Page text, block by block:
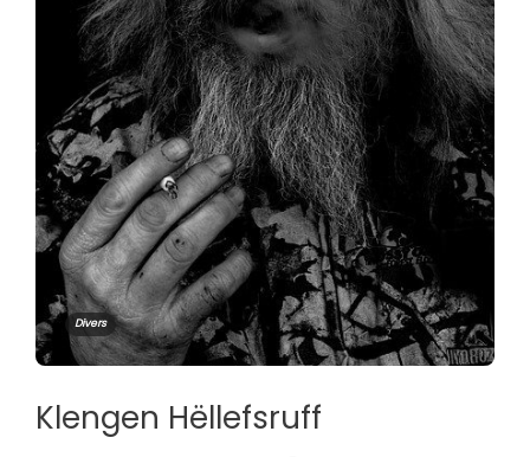
Divers
Klengen Hëllefsruff